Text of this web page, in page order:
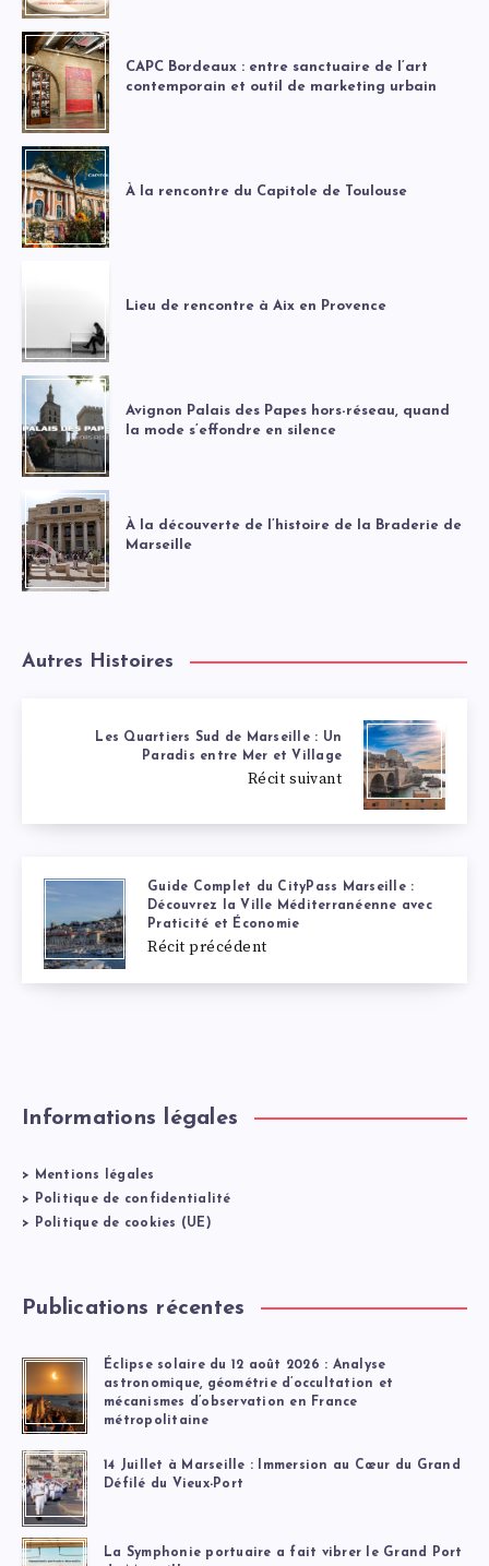
CAPC Bordeaux : entre sanctuaire de l’art
contemporain et outil de marketing urbain
À la rencontre du Capitole de Toulouse
Lieu de rencontre à Aix en Provence
Avignon Palais des Papes hors-réseau, quand
la mode s’effondre en silence
À la découverte de l’histoire de la Braderie de
Marseille
Autres Histoires
Les Quartiers Sud de Marseille : Un
Paradis entre Mer et Village
Récit suivant
Guide Complet du CityPass Marseille :
Découvrez la Ville Méditerranéenne avec
Praticité et Économie
Récit précédent
Informations légales
>
Mentions légales
>
Politique de confidentialité
>
Politique de cookies (UE)
Publications récentes
Éclipse solaire du 12 août 2026 : Analyse
astronomique, géométrie d’occultation et
mécanismes d’observation en France
métropolitaine
14 Juillet à Marseille : Immersion au Cœur du Grand
Défilé du Vieux-Port
La Symphonie portuaire a fait vibrer le Grand Port